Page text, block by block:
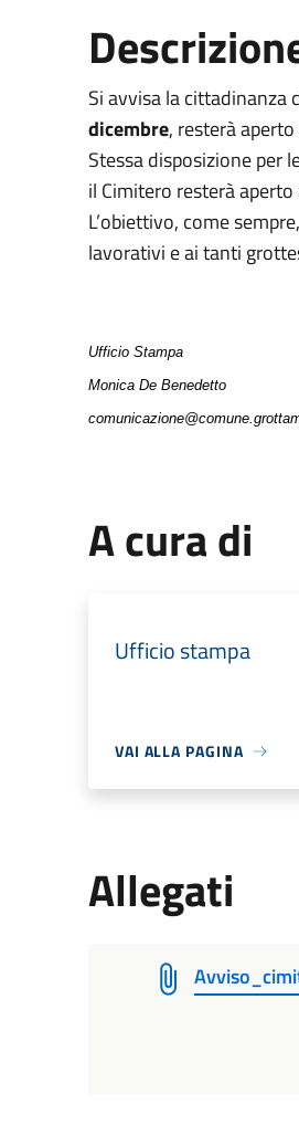
Si avvisa la cittadinanza
dicembre, resterà
Stessa disposizione per
il Cimitero resterà
L’obiettivo, come
lavorativi e ai tanti
Ufficio Stampa
Monica De Benedetto
A cura di
Ufficio stampa
VAI ALLA PAGINA
Allegati